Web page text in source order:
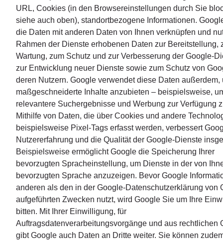
URL, Cookies (in den Browsereinstellungen durch Sie
siehe auch oben), standortbezogene Informationen.
die Daten mit anderen Daten von Ihnen verknüpfen und
Rahmen der Dienste erhobenen Daten zur Bereitstellung,
Wartung, zum Schutz und zur Verbesserung der Google-
zur Entwicklung neuer Dienste sowie zum Schutz von
deren Nutzern. Google verwendet diese Daten außerdem,
maßgeschneiderte Inhalte anzubieten – beispielsweise,
relevantere Suchergebnisse und Werbung zur Verfügung
Mithilfe von Daten, die über Cookies und andere
beispielsweise Pixel-Tags erfasst werden, verbessert
Nutzererfahrung und die Qualität der Google-Dienste
Beispielsweise ermöglicht Google die Speicherung Ihrer
bevorzugten Spracheinstellung, um Dienste in der von
bevorzugten Sprache anzuzeigen. Bevor Google
anderen als den in der Google-Datenschutzerklärung von
aufgeführten Zwecken nutzt, wird Google Sie um Ihre
bitten. Mit Ihrer Einwilligung, für
Auftragsdatenverarbeitungsvorgänge und aus rechtlichen
gibt Google auch Daten an Dritte weiter. Sie können